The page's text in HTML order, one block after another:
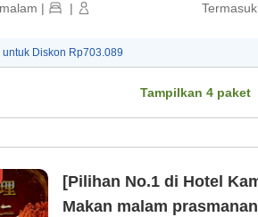
malam | |
untuk Diskon Rp703.089
Tampilkan 4 paket
[Pilihan No.1 di Hotel
Makan malam